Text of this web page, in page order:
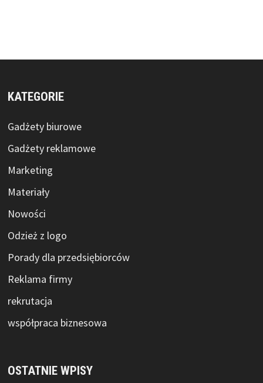
KATEGORIE
Gadżety biurowe
Gadżety reklamowe
Marketing
Materiały
Nowości
Odzież z logo
Porady dla przedsiębiorców
Reklama firmy
rekrutacja
współpraca biznesowa
OSTATNIE WPISY